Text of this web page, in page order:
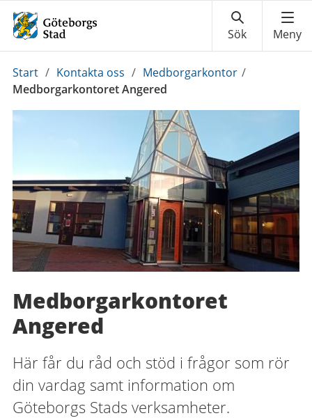
Du
är
Start / Kontakta oss / Medborgarkontor /
Medborgarkontoret Angered
Medborgarkontoret
Angered
Här får du råd och stöd i frågor som rör
din vardag samt information om
Göteborgs Stads verksamheter.